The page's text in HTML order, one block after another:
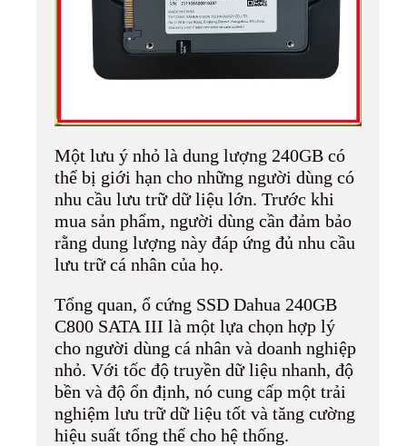
Một lưu ý nhỏ là dung lượng 240GB có
thể bị giới hạn cho những người dùng có
nhu cầu lưu trữ dữ liệu lớn. Trước khi
mua sản phẩm, người dùng cần đảm bảo
rằng dung lượng này đáp ứng đủ nhu cầu
lưu trữ cá nhân của họ.
Tổng quan, ổ cứng SSD Dahua 240GB
C800 SATA III là một lựa chọn hợp lý
cho người dùng cá nhân và doanh nghiệp
nhỏ. Với tốc độ truyền dữ liệu nhanh, độ
bền và độ ổn định, nó cung cấp một trải
nghiệm lưu trữ dữ liệu tốt và tăng cường
hiệu suất tổng thể cho hệ thống.